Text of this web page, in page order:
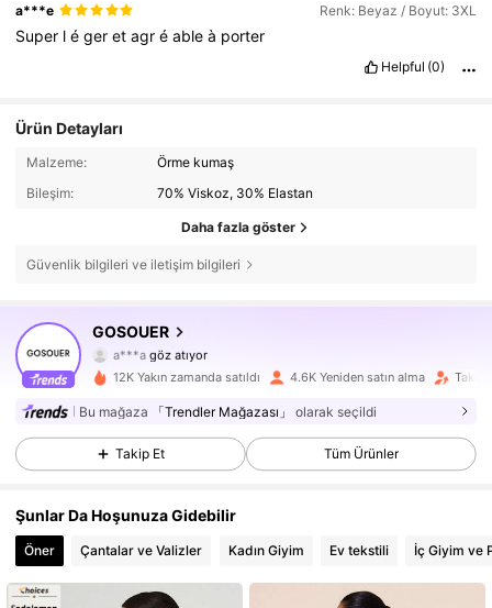
a***e Renk: Beyaz / Boyut: 3XL
Super légeretagréableà porter
Helpful (0)
Ürün Detayları
Malzeme:
Örme kumaş
Bileşim:
70% Viskoz, 30% Elastan
Daha fazla göster
Güvenlik bilgileri ve iletişim bilgileri
GOSOUER
4,84 24K Takipçiler
a***agöz atıyor
4,84
24K Takipçiler
4,84 24K Takipçiler
4,84 24K Takipçiler
4,84 24K Takipçiler
4,84
12K Yakın zamanda satıldı 4.6K Yeniden satın alma
Bu mağaza 「Trendler Mağazası」 olarak seçildi
Takip Et Tüm Ürünler
Şunlar Da Hoşunuza Gidebilir
Öner Çantalar ve Valizler Kadın Giyim Ev tekstili İç Giyim ve